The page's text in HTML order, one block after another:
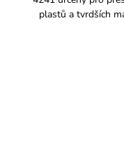
plastů a tvrdších